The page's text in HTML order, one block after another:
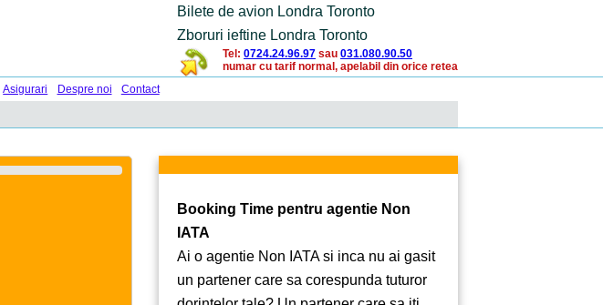
Bilete de avion Londra Toronto
Zboruri ieftine Londra Toronto
Tel: 0724.24.96.97 sau 031.080.90.50
numar cu tarif normal, apelabil din orice retea
Asigurari Despre noi
Contact
Booking Time pentru agentie Non
IATA
Ai o agentie Non IATA si inca nu ai gasit
un partener care sa corespunda tuturor